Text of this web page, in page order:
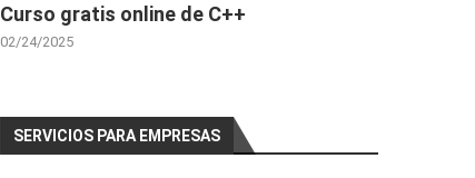
Curso gratis online de C++
02/24/2025
SERVICIOS PARA EMPRESAS